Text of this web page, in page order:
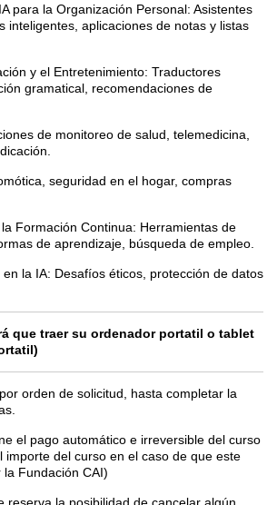
para la Organización Personal: Asistentes
inteligentes, aplicaciones de notas y listas
y el Entretenimiento: Traductores
gramatical, recomendaciones de
de monitoreo de salud, telemedicina,
seguridad en el hogar, compras
Formación Continua: Herramientas de
de aprendizaje, búsqueda de empleo.
la IA: Desafíos éticos, protección de datos
que traer su ordenador portatil o tablet
orden de solicitud, hasta completar la
el pago automático e irreversible del curso
importe del curso en el caso de que este
Fundación CAI)
reserva la posibilidad de cancelar algún